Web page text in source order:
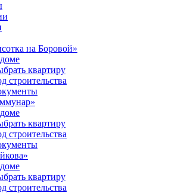
на Боровой»
квартиру
строительства
квартиру
строительства
квартиру
строительства